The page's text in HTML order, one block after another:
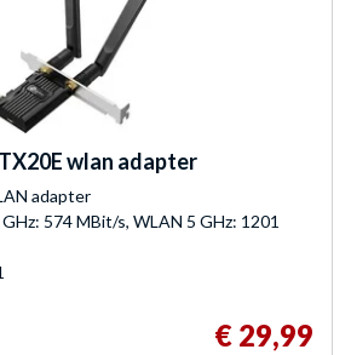
wlan adapter
adapter
574 MBit/s, WLAN 5 GHz: 1201
€ 29,99